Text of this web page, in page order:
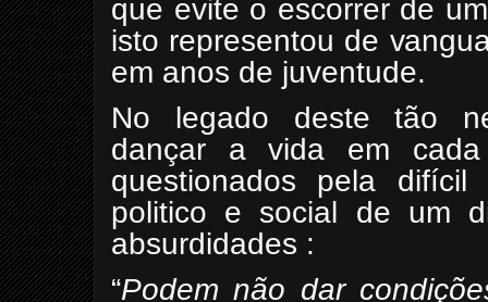
que evite o escorrer de
isto representou de
em anos de juventude.
No legado deste tão
dançar a vida em
questionados pela
politico e social de um
absurdidades :
“Podem não dar